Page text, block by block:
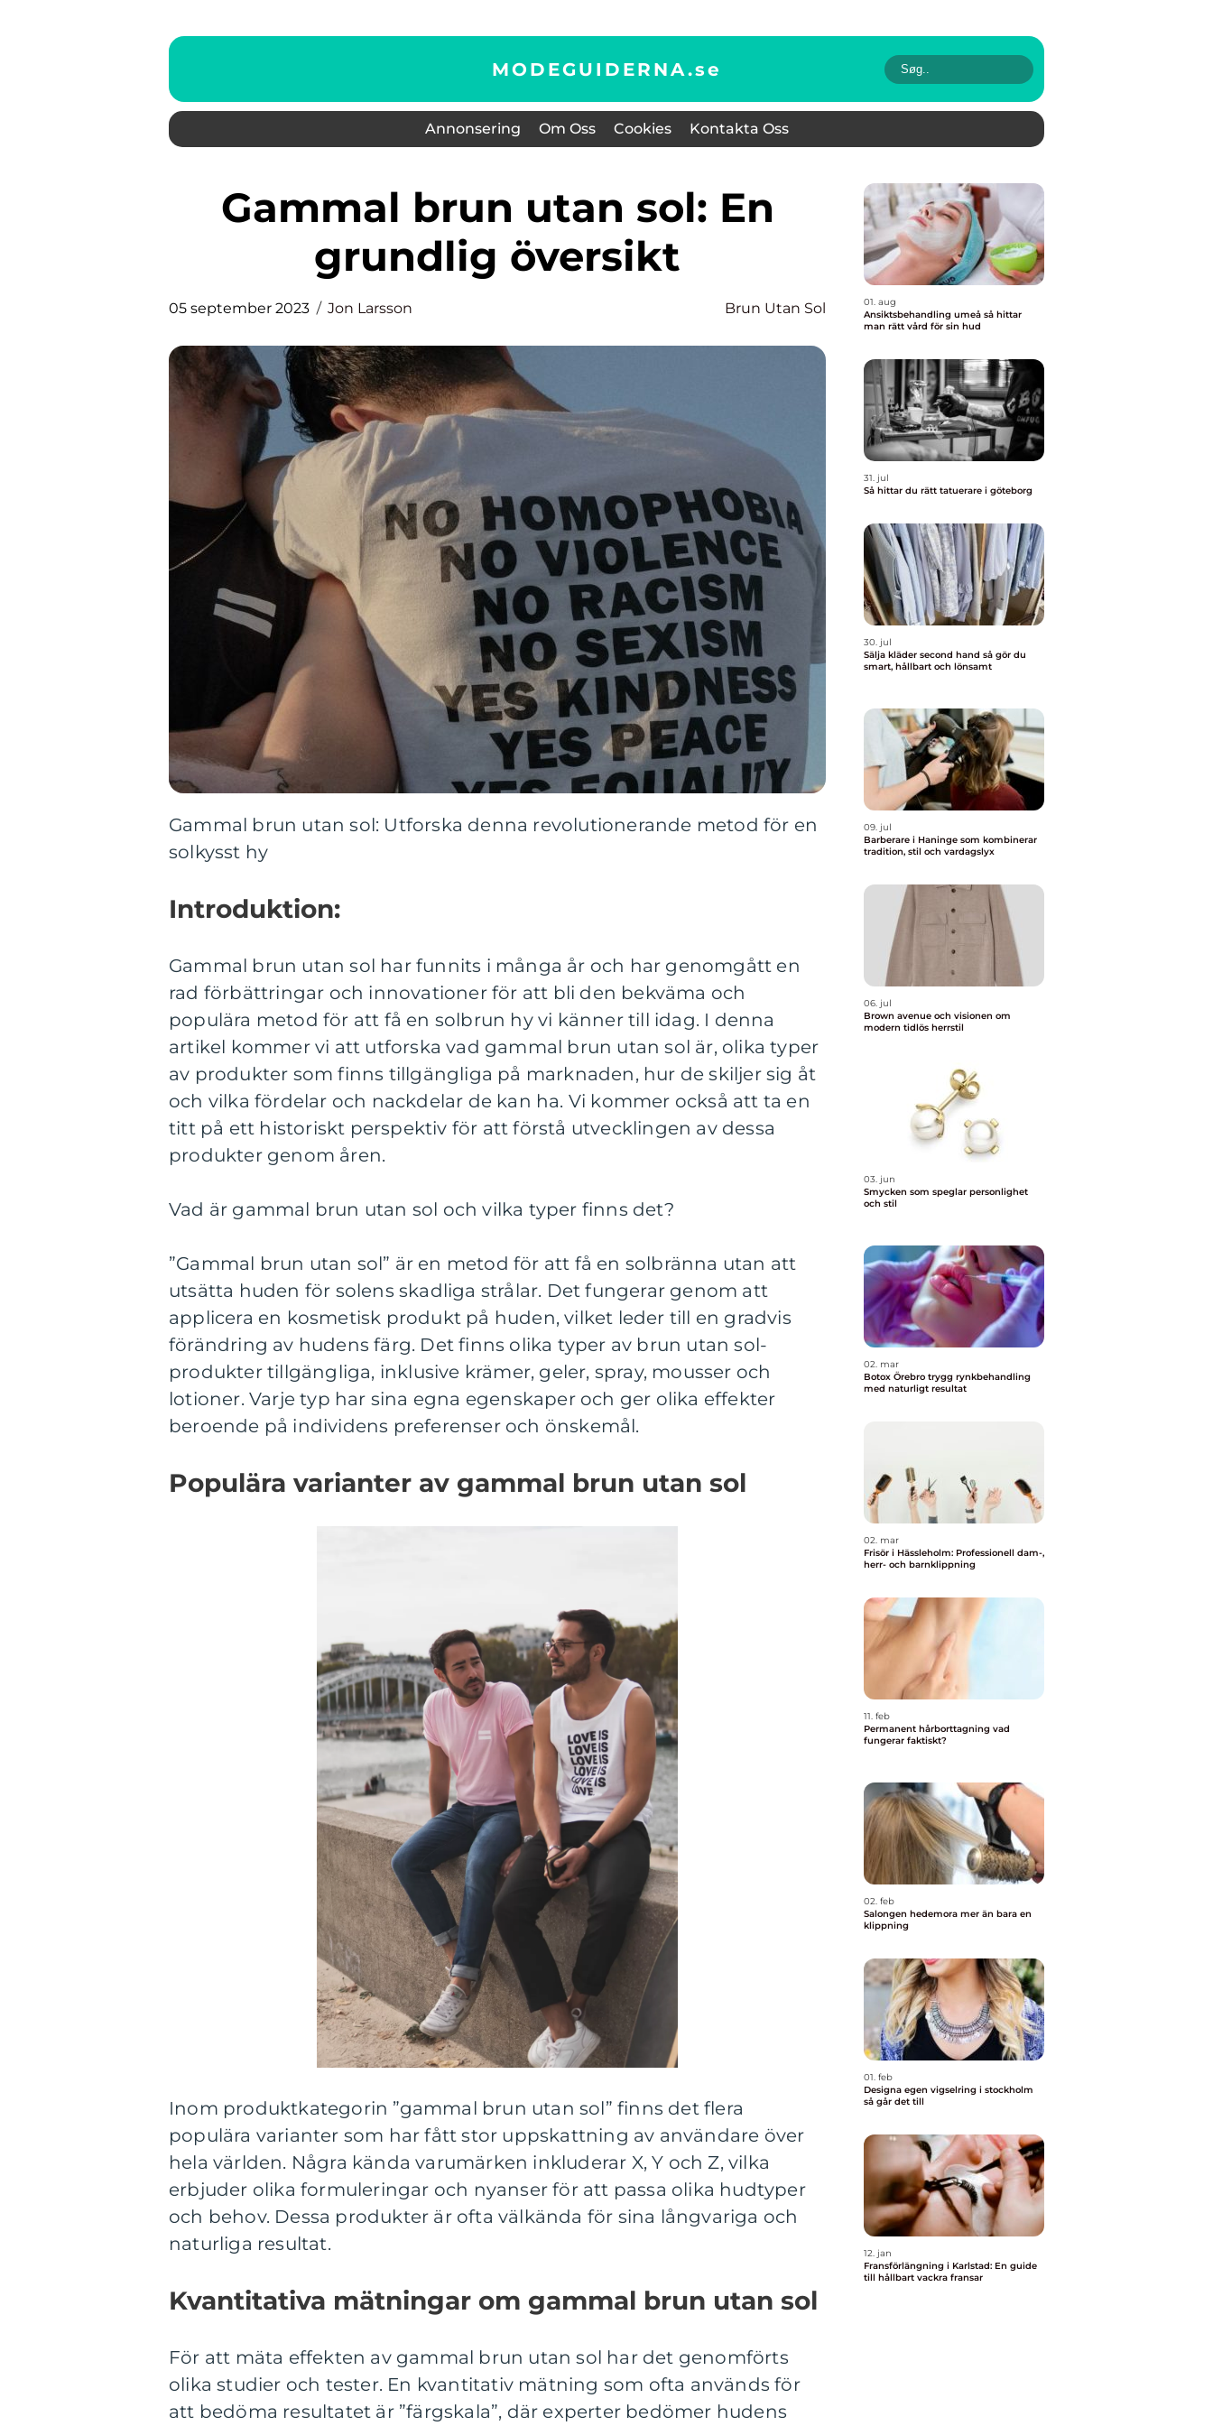
MODEGUIDERNA.se
Annonsering Om Oss Cookies Kontakta Oss
Gammal brun utan sol: En
grundlig översikt
05 september 2023 Jon Larsson Brun Utan Sol
Gammal brun utan sol: Utforska denna revolutionerande metod för en
solkysst hy
Introduktion:
Gammal brun utan sol har funnits i många år och har genomgått en
rad förbättringar och innovationer för att bli den bekväma och
populära metod för att få en solbrun hy vi känner till idag. I denna
artikel kommer vi att utforska vad gammal brun utan sol är, olika typer
av produkter som finns tillgängliga på marknaden, hur de skiljer sig åt
och vilka fördelar och nackdelar de kan ha. Vi kommer också att ta en
titt på ett historiskt perspektiv för att förstå utvecklingen av dessa
produkter genom åren.
Vad är gammal brun utan sol och vilka typer finns det?
”Gammal brun utan sol” är en metod för att få en solbränna utan att
utsätta huden för solens skadliga strålar. Det fungerar genom att
applicera en kosmetisk produkt på huden, vilket leder till en gradvis
förändring av hudens färg. Det finns olika typer av brun utan sol-
produkter tillgängliga, inklusive krämer, geler, spray, mousser och
lotioner. Varje typ har sina egna egenskaper och ger olika effekter
beroende på individens preferenser och önskemål.
Populära varianter av gammal brun utan sol
Inom produktkategorin ”gammal brun utan sol” finns det flera
populära varianter som har fått stor uppskattning av användare över
hela världen. Några kända varumärken inkluderar X, Y och Z, vilka
erbjuder olika formuleringar och nyanser för att passa olika hudtyper
och behov. Dessa produkter är ofta välkända för sina långvariga och
naturliga resultat.
Kvantitativa mätningar om gammal brun utan sol
För att mäta effekten av gammal brun utan sol har det genomförts
olika studier och tester. En kvantitativ mätning som ofta används för
att bedöma resultatet är ”färgskala”, där experter bedömer hudens
01. aug
Ansiktsbehandling umeå så hittar
man rätt vård för sin hud
31. jul
Så hittar du rätt tatuerare i göteborg
30. jul
Sälja kläder second hand så gör du
smart, hållbart och lönsamt
09. jul
Barberare i Haninge som kombinerar
tradition, stil och vardagslyx
06. jul
Brown avenue och visionen om
modern tidlös herrstil
03. jun
Smycken som speglar personlighet
och stil
02. mar
Botox Örebro trygg rynkbehandling
med naturligt resultat
02. mar
Frisör i Hässleholm: Professionell dam-,
herr- och barnklippning
11. feb
Permanent hårborttagning vad
fungerar faktiskt?
02. feb
Salongen hedemora mer än bara en
klippning
01. feb
Designa egen vigselring i stockholm
så går det till
12. jan
Fransförlängning i Karlstad: En guide
till hållbart vackra fransar